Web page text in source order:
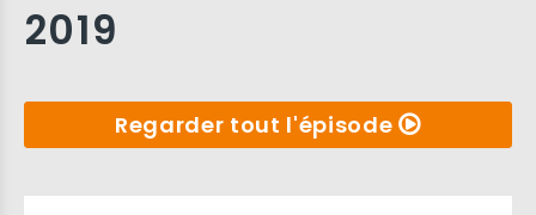
2019
Regarder tout l'épisode